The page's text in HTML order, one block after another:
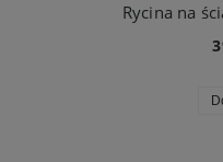
Rycina na